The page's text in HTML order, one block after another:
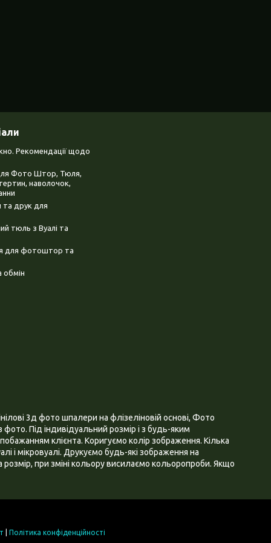
Рекомендації щодо
Фото Штор, Тюля,
наволочок,
та друк для
тюль з Вуалі та
для фотоштор та
обмін
3д фото шпалери на флізеліновій основі, Фото
Під індивідуальний розмір і з будь-яким
клієнта. Коригуємо колір зображення. Кілька
і мікровуалі. Друкуємо будь-які зображення на
при зміні кольору висилаємо кольоропроби. Якщо
Політика конфіденційності